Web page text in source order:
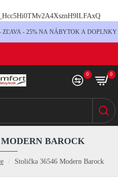
ZĽAVA - 25% NA NÁBYTOK A DOPLNKY
0 0
Stolička 36546 Modern Barock
BAROCK